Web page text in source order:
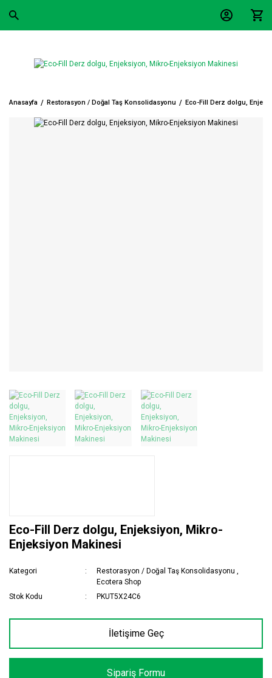
Anasayfa Restorasyon / Doğal Taş Konsolidasyonu Eco-Fill Derz dolgu,
Eco-Fill Derz dolgu, Enjeksiyon, Mikro-
Enjeksiyon Makinesi
Kategori Restorasyon / Doğal Taş Konsolidasyonu ,
Ecotera Shop
Stok Kodu
PKUT5X24C6
İletişime Geç
Sipariş Formu